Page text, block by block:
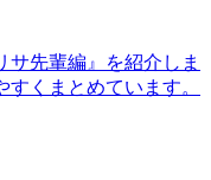
先輩編』を紹介しま
くまとめています。